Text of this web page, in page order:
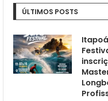
ÚLTIMOS POSTS